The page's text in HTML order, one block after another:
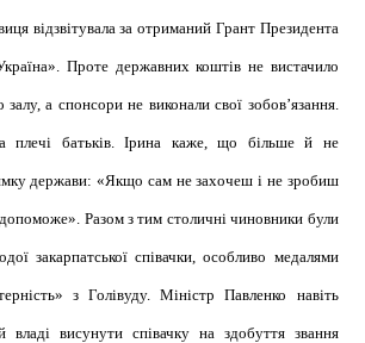
відзвітувала за отриманий Грант Президента
Проте державних коштів не вистачило
а спонсори не виконали свої зобов’язання.
плечі батьків. Ірина каже, що більше й не
держави: «Якщо сам не захочеш і не зробиш
Разом з тим столичні чиновники були
закарпатської співачки, особливо медалями
з Голівуду. Міністр Павленко навіть
владі висунути співачку на здобуття звання